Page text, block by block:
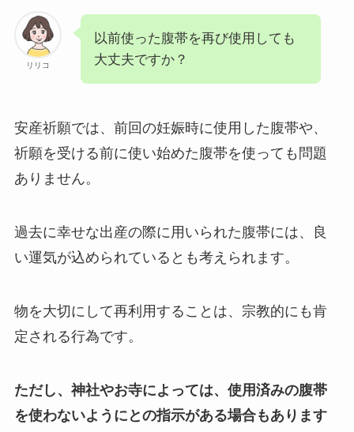
リリコ
以前使った腹帯を再び使用しても
大丈夫ですか？
安産祈願では、前回の妊娠時に使用した腹帯や、
祈願を受ける前に使い始めた腹帯を使っても問題
ありません。
過去に幸せな出産の際に用いられた腹帯には、良
い運気が込められているとも考えられます。
物を大切にして再利用することは、宗教的にも肯
定される行為です。
ただし、神社やお寺によっては、使用済みの腹帯
を使わないようにとの指示がある場合もあります